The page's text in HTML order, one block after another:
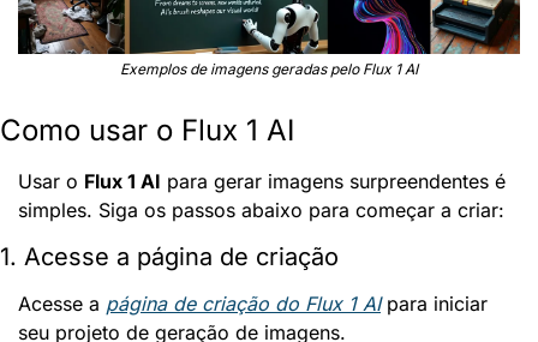
Exemplos de imagens geradas pelo Flux 1 AI
Como usar o Flux 1 AI
Usar o Flux 1 AI para gerar imagens surpreendentes é
simples. Siga os passos abaixo para começar a criar:
1. Acesse a página de criação
Acesse a página de criação do Flux 1 AI para iniciar
seu projeto de geração de imagens.